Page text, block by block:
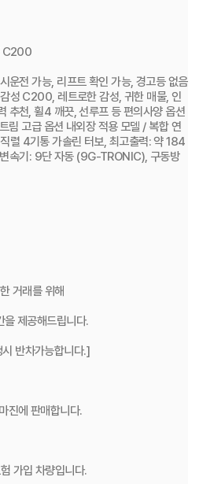
C200
운전 가능, 리프트 확인 가능, 경고등 없음
성 C200, 레트로한 감성, 귀한 매물, 인
추천, 휠4 깨끗, 선루프 등 편의사양 옵션
고급 옵션 내외장 적용 모델 / 복합 연
렬 4기통 가솔린 터보, 최고출력: 약 184
속기: 9단 자동 (9G-TRONIC), 구동방
거래를 위해
제공해드립니다.
반차가능합니다.]
진에 판매합니다.
가입 차량입니다.